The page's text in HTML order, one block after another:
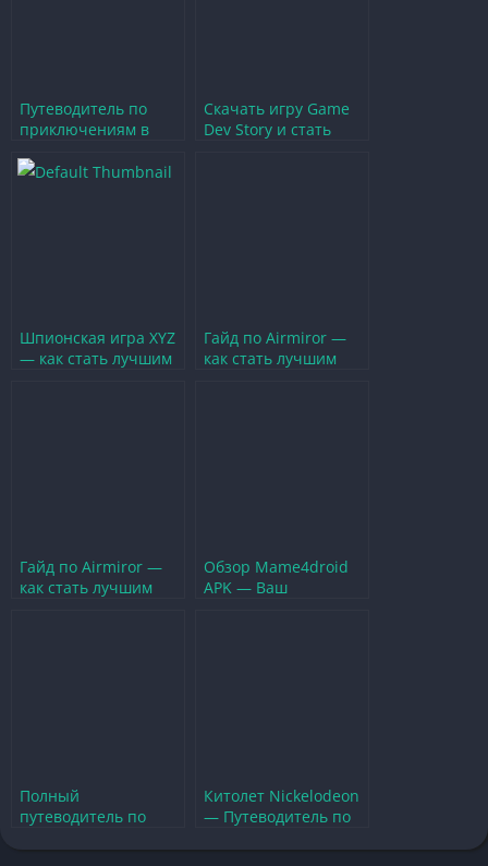
Путеводитель по
приключениям в
Го ту Бас Камчатка
Скачать игру Game
Dev Story и стать
Шпионская игра XYZ
— как стать лучшим
Гайд по Airmiror —
как стать лучшим
Гайд по Airmiror —
как стать лучшим
Обзор Mame4droid
APK — Ваш
Полный
путеводитель по
Китолет Nickelodeon
— Путеводитель по